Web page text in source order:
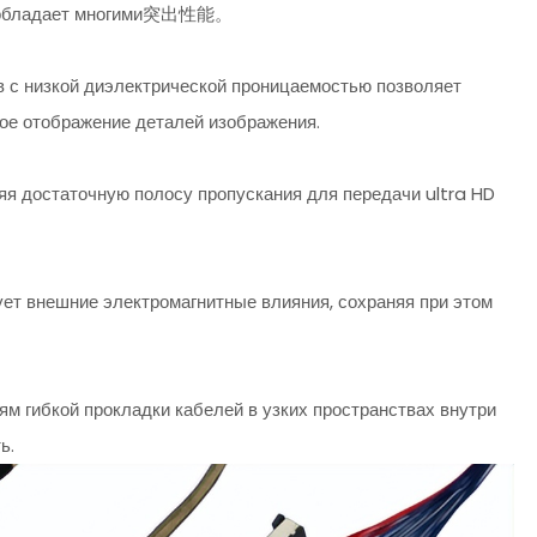
многими突出性能。
низкой диэлектрической проницаемостью позволяет
отображение деталей изображения.
достаточную полосу пропускания для передачи ultra HD
внешние электромагнитные влияния, сохраняя при этом
гибкой прокладки кабелей в узких пространствах внутри